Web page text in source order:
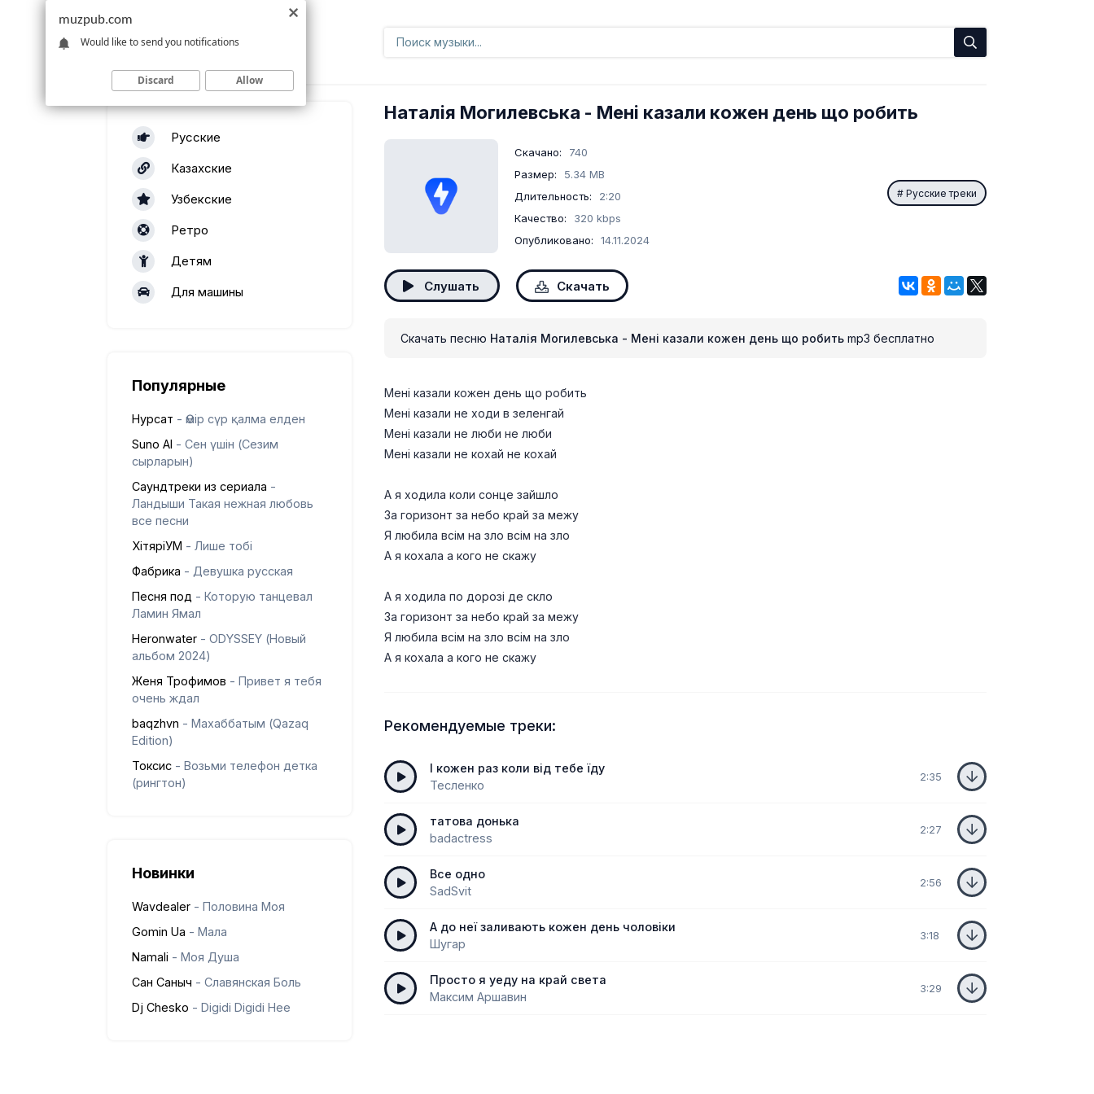
Русские
Казахские
Узбекские
Ретро
Детям
Для машины
Популярные
Нурсат - Өмір сүр қалма елден
Suno AI - Сен үшін (Сезим
сырларын)
Саундтреки из сериала -
Ландыши Такая нежная любовь
все песни
ХітяріУМ - Лише тобі
Фабрика - Девушка русская
Песня под - Которую танцевал
Ламин Ямал
Heronwater - ODYSSEY (Новый
альбом 2024)
Женя Трофимов - Привет я тебя
очень ждал
baqzhvn - Махаббатым (Qazaq
Edition)
Токсис - Возьми телефон детка
(рингтон)
Новинки
Wavdealer - Половина Моя
Gomin Ua - Мала
Namali - Моя Душа
Сан Саныч - Славянская Боль
Dj Chesko - Digidi Digidi Hee
Наталія Могилевська - Мені казали кожен день що робить
Скачано:
740
Размер:
5.34 MB
Длительность:
2:20
Качество:
320 kbps
Опубликовано:
14.11.2024
Русские треки
Слушать Скачать
Скачать песню Наталія Могилевська - Мені казали кожен день що робить mp3 бесплатно
Мені казали кожен день що робить
Мені казали не ходи в зеленгай
Мені казали не люби не люби
Мені казали не кохай не кохай
А я ходила коли сонце зайшло
За горизонт за небо край за межу
Я любила всім на зло всім на зло
А я кохала а кого не скажу
А я ходила по дорозі де скло
За горизонт за небо край за межу
Я любила всім на зло всім на зло
А я кохала а кого не скажу
Рекомендуемые треки:
І кожен раз коли від тебе їду
Тесленко
2:35
татова донька
badactress
2:27
Все одно
SadSvit
2:56
А до неї заливають кожен день чоловіки
Шугар
3:18
Просто я уеду на край света
Максим Аршавин
3:29
muzpub.com
Would like to send you notifications
Discard Allow